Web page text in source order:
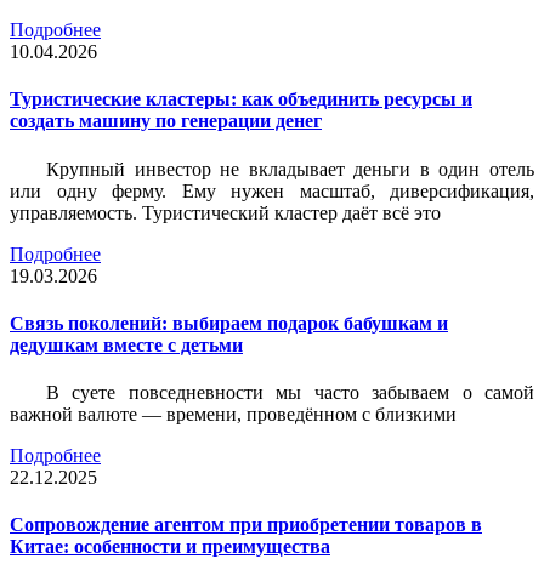
Подробнее
10.04.2026
Туристические кластеры: как объединить ресурсы и
создать машину по генерации денег
Крупный инвестор не вкладывает деньги в один отель
или одну ферму. Ему нужен масштаб, диверсификация,
управляемость. Туристический кластер даёт всё это
Подробнее
19.03.2026
Связь поколений: выбираем подарок бабушкам и
дедушкам вместе с детьми
В суете повседневности мы часто забываем о самой
важной валюте — времени, проведённом с близкими
Подробнее
22.12.2025
Сопровождение агентом при приобретении товаров в
Китае: особенности и преимущества